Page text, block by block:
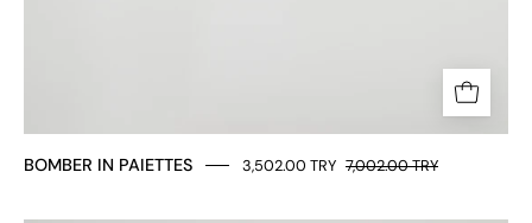
BOMBER IN PAIETTES 3,502.00 TRY 7,002.00 TRY